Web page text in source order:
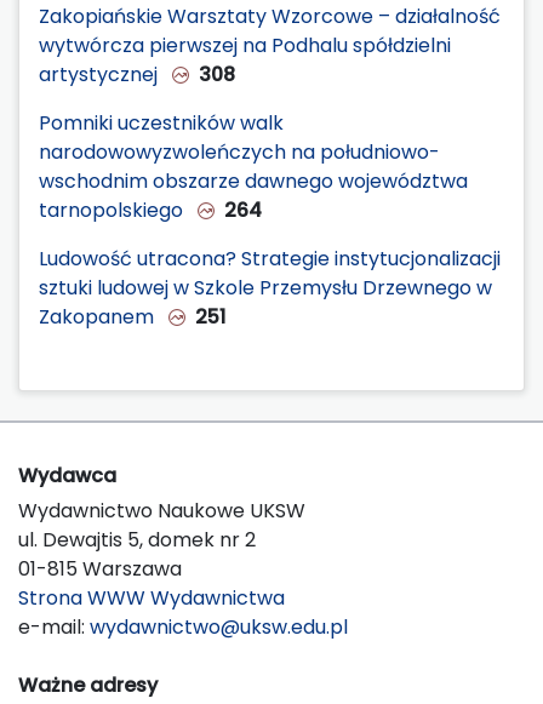
Zakopiańskie Warsztaty Wzorcowe – działalność
wytwórcza pierwszej na Podhalu spółdzielni
artystycznej
308
Pomniki uczestników walk
narodowowyzwoleńczych na południowo-
wschodnim obszarze dawnego województwa
tarnopolskiego
264
Ludowość utracona? Strategie instytucjonalizacji
sztuki ludowej w Szkole Przemysłu Drzewnego w
Zakopanem
251
Wydawca
Wydawnictwo Naukowe UKSW
ul. Dewajtis 5, domek nr 2
01-815 Warszawa
Strona WWW Wydawnictwa
e-mail: wydawnictwo@uksw.edu.pl
Ważne adresy